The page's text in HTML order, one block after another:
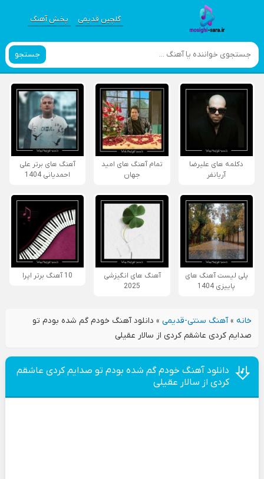
گلچین قدیمی پخش آهنگ
جستجو
دکلمه های علیرضا
آریانفر
تمام آهنگ های امید
جهان
آهنگ های برتر علی
احمدیانی 1404
پلی لیست آهنگ های
پاییزی 1404
آهنگ های انگیزشی
2025
10 آهنگ برتر اپرا
خانه»آهنگ سنتی-قدیمی» دانلود آهنگ خودم گم شده بودم تو
صدایم کردی عاشقم کردی از سالار عقیلی
دانلود آهنگ خودم گم شده بودم تو صدایم کردی عاشقم
کردی از سالار عقیلی